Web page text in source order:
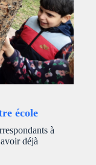
école
à
déjà